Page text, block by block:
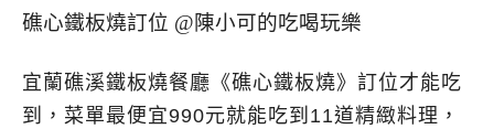
宜蘭礁溪鐵板燒餐廳《礁心鐵板燒》訂位才能吃
到，菜單最便宜990元就能吃到11道精緻料理，